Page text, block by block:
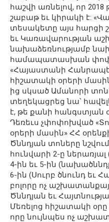
հաշվի առնելով, որ
շաբաթ եւ կիրակի է:
տեսակետը այս հարցի
եւ Կառավարության
նախաձեռնությամբ
համապատասխան
«Հայաստանի
հիշատակի օրերի
ից սկսած Ամանորի
տեղեկացրեց նա՝
է, թե քանի
Դեռեւս չփոփոխված
օրերի մասին» ՀՀ
Ծննդյան տոները
հունվարի 2-ը
4-ին եւ 5-ին
6-ին (Սուրբ ծնունդ եւ
բոլորը ոչ
Ծննդյան եւ
Մեռելոց հիշատակի օրը
որը նույնպես ոչ